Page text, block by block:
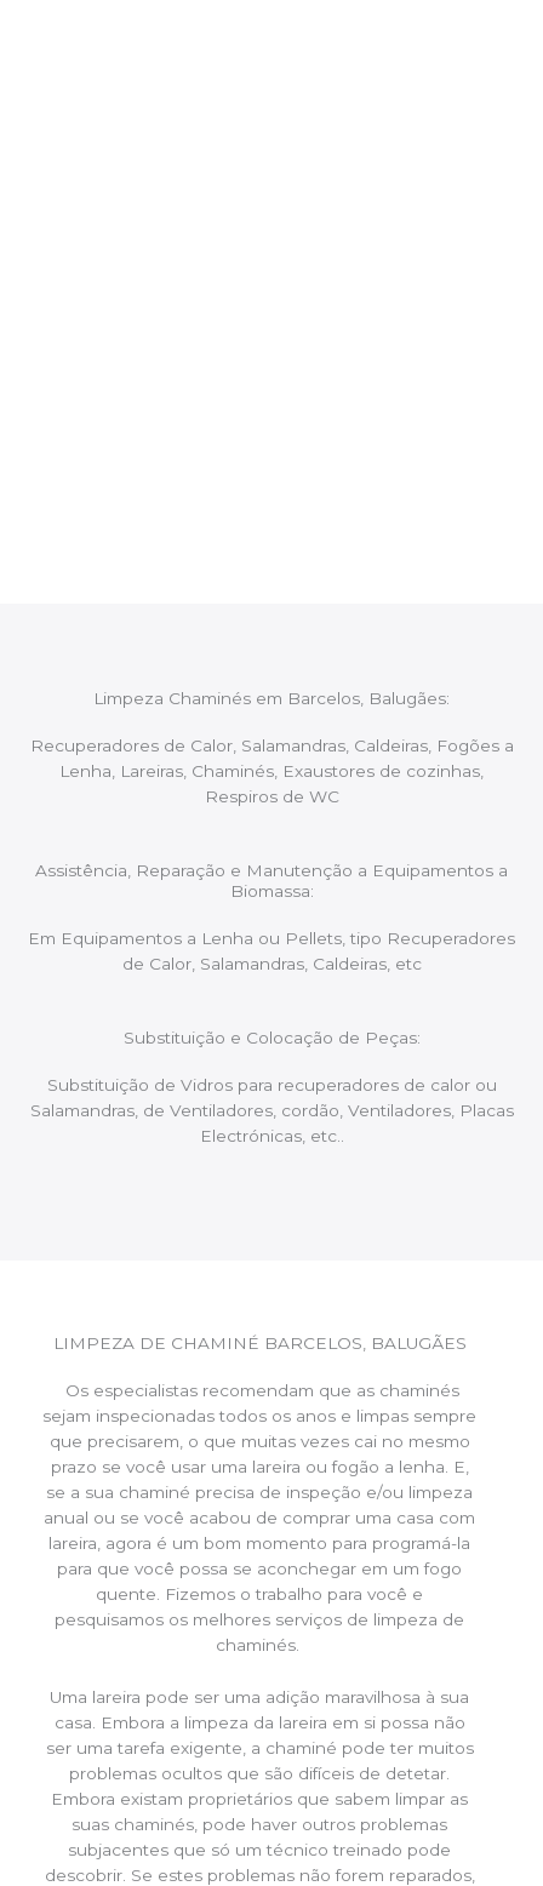
Limpeza Chaminés em Barcelos, Balugães:
Recuperadores de Calor, Salamandras, Caldeiras, Fogões a
Lenha, Lareiras, Chaminés, Exaustores de cozinhas,
Respiros de WC
Assistência, Reparação e Manutenção a Equipamentos a
Biomassa:
Em Equipamentos a Lenha ou Pellets, tipo Recuperadores
de Calor, Salamandras, Caldeiras, etc
Substituição e Colocação de Peças:
Substituição de Vidros para recuperadores de calor ou
Salamandras, de Ventiladores, cordão, Ventiladores, Placas
Electrónicas, etc..
LIMPEZA DE CHAMINÉ BARCELOS, BALUGÃES
Os especialistas recomendam que as chaminés
sejam inspecionadas todos os anos e limpas sempre
que precisarem, o que muitas vezes cai no mesmo
prazo se você usar uma lareira ou fogão a lenha. E,
se a sua chaminé precisa de inspeção e/ou limpeza
anual ou se você acabou de comprar uma casa com
lareira, agora é um bom momento para programá-la
para que você possa se aconchegar em um fogo
quente. Fizemos o trabalho para você e
pesquisamos os melhores serviços de limpeza de
chaminés.
Uma lareira pode ser uma adição maravilhosa à sua
casa. Embora a limpeza da lareira em si possa não
ser uma tarefa exigente, a chaminé pode ter muitos
problemas ocultos que são difíceis de detetar.
Embora existam proprietários que sabem limpar as
suas chaminés, pode haver outros problemas
subjacentes que só um técnico treinado pode
descobrir. Se estes problemas não forem reparados,